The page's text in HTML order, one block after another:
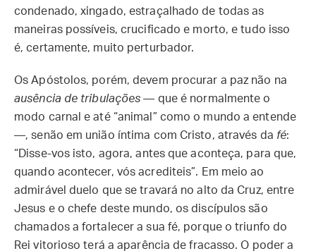
condenado, xingado, estraçalhado de todas as
maneiras possíveis, crucificado e morto, e tudo isso
é, certamente, muito perturbador.
Os Apóstolos, porém, devem procurar a paz não na
ausência de tribulações — que é normalmente o
modo carnal e até “animal” como o mundo a entende
—, senão em união íntima com Cristo, através da fé:
“Disse-vos isto, agora, antes que aconteça, para que,
quando acontecer, vós acrediteis”. Em meio ao
admirável duelo que se travará no alto da Cruz, entre
Jesus e o chefe deste mundo, os discípulos são
chamados a fortalecer a sua fé, porque o triunfo do
Rei vitorioso terá a aparência de fracasso. O poder a